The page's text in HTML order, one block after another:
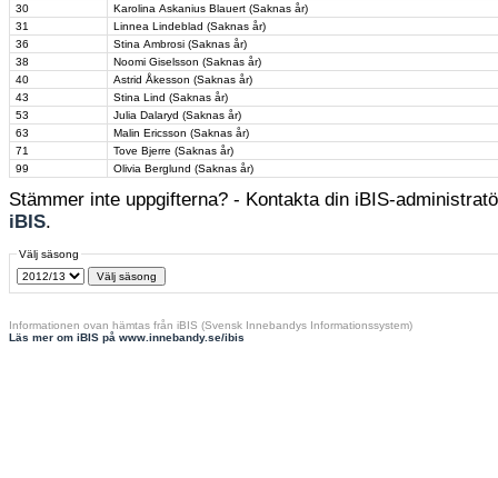
30
Karolina Askanius Blauert (Saknas år)
31
Linnea Lindeblad (Saknas år)
36
Stina Ambrosi (Saknas år)
38
Noomi Giselsson (Saknas år)
40
Astrid Åkesson (Saknas år)
43
Stina Lind (Saknas år)
53
Julia Dalaryd (Saknas år)
63
Malin Ericsson (Saknas år)
71
Tove Bjerre (Saknas år)
99
Olivia Berglund (Saknas år)
Stämmer inte uppgifterna? - Kontakta din iBIS-
iBIS.
Välj säsong
Informationen ovan hämtas från iBIS (Svensk Innebandys Informationssystem)
Läs mer om iBIS på www.innebandy.se/ibis